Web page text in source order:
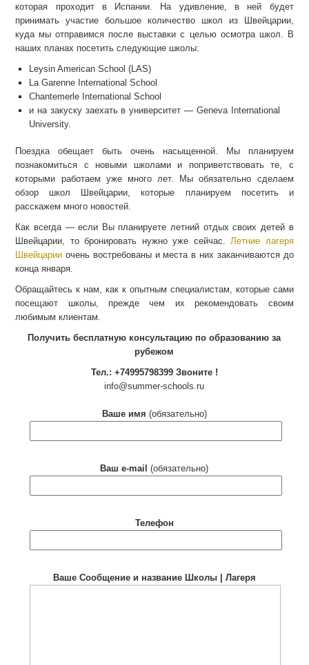
которая проходит в Испании. На удивление, в ней будет
принимать участие большое количество школ из Швейцарии,
куда мы отправимся после выставки с целью осмотра школ. В
наших планах посетить следующие школы:
Leysin American School (LAS)
La Garenne International School
Chantemerle International School
и на закуску заехать в университет — Geneva International
University.
Поездка обещает быть очень насыщенной. Мы планируем
познакомиться с новыми школами и поприветствовать те, с
которыми работаем уже много лет. Мы обязательно сделаем
обзор школ Швейцарии, которые планируем посетить и
расскажем много новостей.
Как всегда — если Вы планируете летний отдых своих детей в
Швейцарии, то бронировать нужно уже сейчас.Летние лагеря
Швейцарии очень востребованы и места в них заканчиваются до
конца января.
Обращайтесь к нам, как к опытным специалистам, которые сами
посещают школы, прежде чем их рекомендовать своим
любимым клиентам.
Получить бесплатную консультацию по образованию за
рубежом
Тел.: +74995798399 Звоните !
info@summer-schools.ru
Ваше имя (обязательно)
Ваш e-mail (обязательно)
Телефон
Ваше Сообщение и название Школы | Лагеря